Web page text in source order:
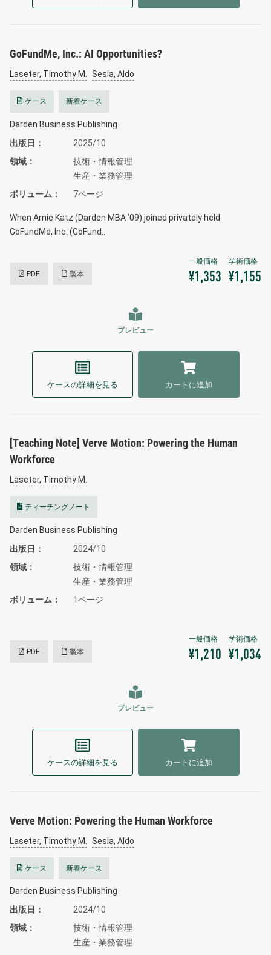
GoFundMe, Inc.: AI Opportunities?
Laseter, Timothy M. Sesia, Aldo
ケース 新着ケース
Darden Business Publishing
出版日
2025/10
領域
技術・情報管理
生産・業務管理
ボリューム
7ページ
When Arnie Katz (Darden MBA ’09) joined privately held
GoFundMe, Inc. (GoFund…
PDF 製本 ¥1,353 ¥1,155
プレビュー
ケースの詳細を見る カートに追加
[Teaching Note] Verve Motion: Powering the Human
Workforce
Laseter, Timothy M.
ティーチングノート
Darden Business Publishing
出版日
2024/10
領域
技術・情報管理
生産・業務管理
ボリューム
1ページ
PDF 製本 ¥1,210 ¥1,034
プレビュー
ケースの詳細を見る カートに追加
Verve Motion: Powering the Human Workforce
Laseter, Timothy M. Sesia, Aldo
ケース 新着ケース
Darden Business Publishing
出版日
2024/10
領域
技術・情報管理
生産・業務管理